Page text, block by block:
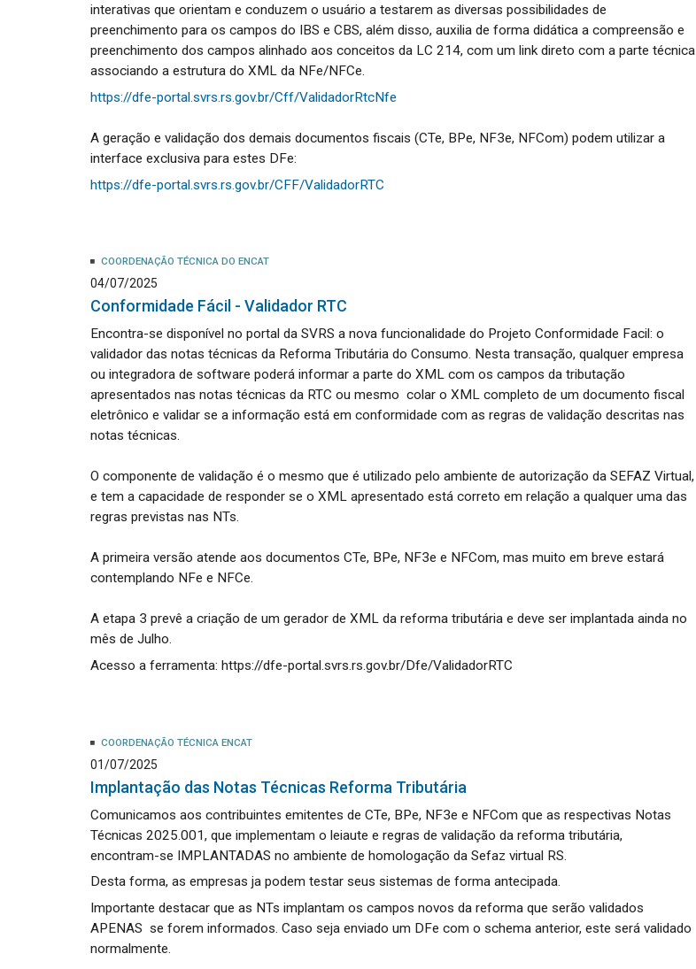
interativas que orientam e conduzem o usuário a testarem as diversas possibilidades de
preenchimento para os campos do IBS e CBS, além disso, auxilia de forma didática a compreensão e
preenchimento dos campos alinhado aos conceitos da LC 214, com um link direto com a parte técnica
associando a estrutura do XML da NFe/NFCe.
https://dfe-portal.svrs.rs.gov.br/Cff/ValidadorRtcNfe
A geração e validação dos demais documentos fiscais (CTe, BPe, NF3e, NFCom) podem utilizar a
interface exclusiva para estes DFe:
https://dfe-portal.svrs.rs.gov.br/CFF/ValidadorRTC
COORDENAÇÃO TÉCNICA DO ENCAT
04/07/2025
Conformidade Fácil - Validador RTC
Encontra-se disponível no portal da SVRS a nova funcionalidade do Projeto Conformidade Facil: o
validador das notas técnicas da Reforma Tributária do Consumo. Nesta transação, qualquer empresa
ou integradora de software poderá informar a parte do XML com os campos da tributação
apresentados nas notas técnicas da RTC ou mesmo colar o XML completo de um documento fiscal
eletrônico e validar se a informação está em conformidade com as regras de validação descritas nas
notas técnicas.
O componente de validação é o mesmo que é utilizado pelo ambiente de autorização da SEFAZ Virtual,
e tem a capacidade de responder se o XML apresentado está correto em relação a qualquer uma das
regras previstas nas NTs.
A primeira versão atende aos documentos CTe, BPe, NF3e e NFCom, mas muito em breve estará
contemplando NFe e NFCe.
A etapa 3 prevê a criação de um gerador de XML da reforma tributária e deve ser implantada ainda no
mês de Julho.
Acesso a ferramenta: https://dfe-portal.svrs.rs.gov.br/Dfe/ValidadorRTC
COORDENAÇÃO TÉCNICA ENCAT
01/07/2025
Implantação das Notas Técnicas Reforma Tributária
Comunicamos aos contribuintes emitentes de CTe, BPe, NF3e e NFCom que as respectivas Notas
Técnicas 2025.001, que implementam o leiaute e regras de validação da reforma tributária,
encontram-se IMPLANTADAS no ambiente de homologação da Sefaz virtual RS.
Desta forma, as empresas ja podem testar seus sistemas de forma antecipada.
Importante destacar que as NTs implantam os campos novos da reforma que serão validados
APENAS se forem informados. Caso seja enviado um DFe com o schema anterior, este será validado
normalmente.